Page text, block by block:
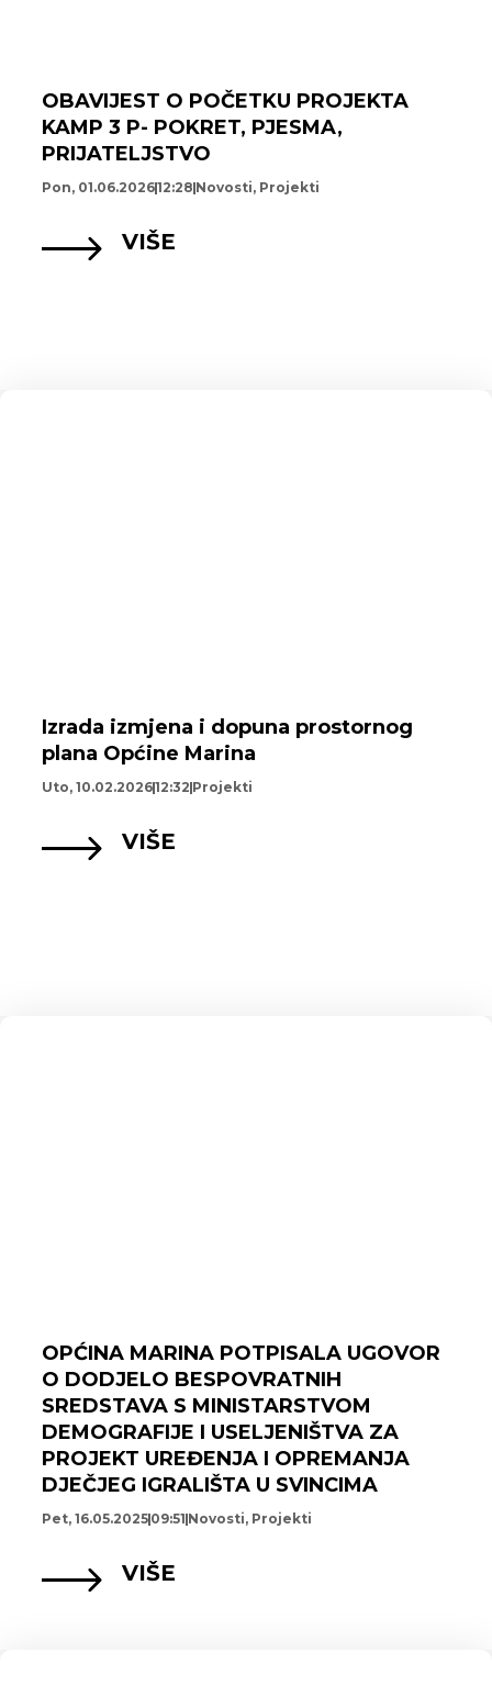
OBAVIJEST O POČETKU PROJEKTA
KAMP 3 P- POKRET, PJESMA,
PRIJATELJSTVO
Pon, 01.06.202612:28 Novosti, Projekti
VIŠE
Izrada izmjena i dopuna prostornog
plana Općine Marina
Uto, 10.02.202612:32 Projekti
VIŠE
OPĆINA MARINA POTPISALA UGOVOR
O DODJELO BESPOVRATNIH
SREDSTAVA S MINISTARSTVOM
DEMOGRAFIJE I USELJENIŠTVA ZA
PROJEKT UREĐENJA I OPREMANJA
DJEČJEG IGRALIŠTA U SVINCIMA
Pet, 16.05.2025 09:51 Novosti, Projekti
VIŠE